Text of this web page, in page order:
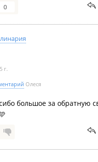
0
г.
Олеся
большое за обратную